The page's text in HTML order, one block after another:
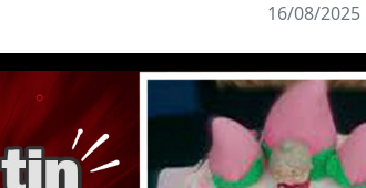
16/08/2025